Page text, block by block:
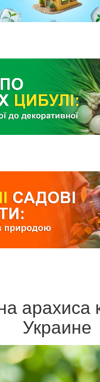
арахиса
Украине